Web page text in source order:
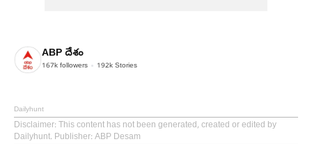
ABP దేశం
167k followers 192k Stories
Dailyhunt
Disclaimer: This content has not been generated, created or edited by
Dailyhunt. Publisher: ABP Desam